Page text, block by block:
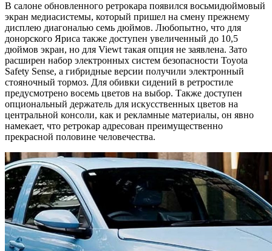
В салоне обновленного ретрокара появился восьмидюймовый
экран медиасистемы, который пришел на смену прежнему
дисплею диагональю семь дюймов. Любопытно, что для
донорского Яриса также доступен увеличенный до 10,5
дюймов экран, но для Viewt такая опция не заявлена. Зато
расширен набор электронных систем безопасности Toyota
Safety Sense, а гибридные версии получили электронный
стояночный тормоз. Для обивки сидений в ретростиле
предусмотрено восемь цветов на выбор. Также доступен
опциональный держатель для искусственных цветов на
центральной консоли, как и рекламные материалы, он явно
намекает, что ретрокар адресован преимущественно
прекрасной половине человечества.